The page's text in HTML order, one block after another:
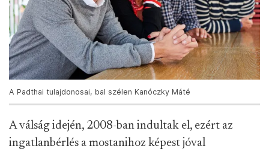
A Padthai tulajdonosai, bal szélen Kanóczky Máté
A válság idején, 2008-ban indultak el, ezért az
ingatlanbérlés a mostanihoz képest jóval